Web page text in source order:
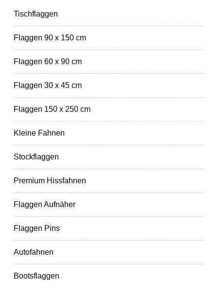
Tischflaggen
Flaggen 90 x 150 cm
Flaggen 60 x 90 cm
Flaggen 30 x 45 cm
Flaggen 150 x 250 cm
Kleine Fahnen
Stockflaggen
Premium Hissfahnen
Flaggen Aufnäher
Flaggen Pins
Autofahnen
Bootsflaggen